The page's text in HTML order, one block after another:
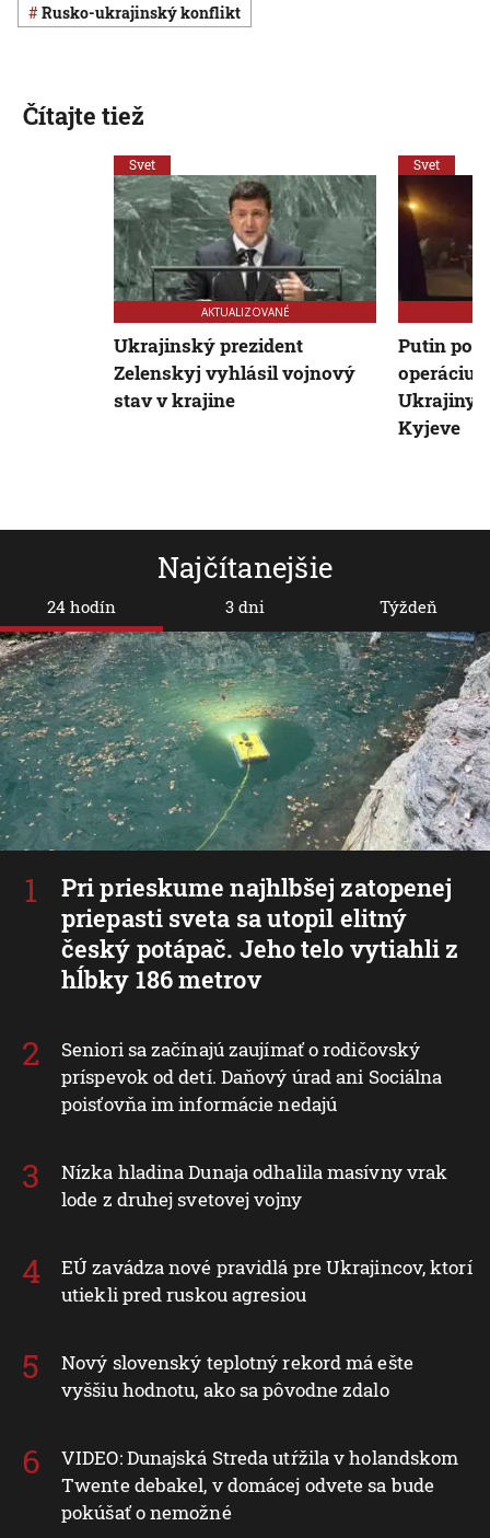
rusko-ukrajinský konflikt
Najčítanejšie
24 hodín
Pri prieskume najhlbšej zatopenej
priepasti sveta sa utopil elitný
český potápač. Jeho telo vytiahli z
hĺbky 186 metrov
Seniori sa začínajú zaujímať o rodičovský
príspevok od detí. Daňový úrad ani Sociálna
poisťovňa im informácie nedajú
Nízka hladina Dunaja odhalila masívny vrak
lode z druhej svetovej vojny
EÚ zavádza nové pravidlá pre Ukrajincov, ktorí
utiekli pred ruskou agresiou
Nový slovenský teplotný rekord má ešte
vyššiu hodnotu, ako sa pôvodne zdalo
VIDEO: Dunajská Streda utŕžila v holandskom
Twente debakel, v domácej odvete sa bude
pokúšať o nemožné
3 dni Týždeň
Čítajte tiež
Svet
AKTUALIZOVANÉ
Ukrajinský prezident
Zelenskyj vyhlásil vojnový
stav v krajine
Svet
Putin
operáciu
Ukrajiny,
Kyjeve